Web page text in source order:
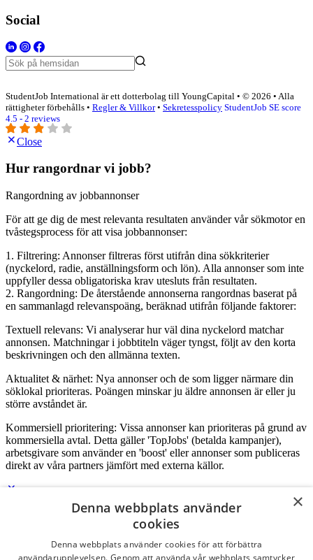
Social
StudentJob International är ett dotterbolag till YoungCapital • © 2026 • Alla
rättigheter förbehålls • Regler & Villkor• Sekretesspolicy StudentJob SE score
4.5 - 2 reviews
Close
Hur rangordnar vi jobb?
Rangordning av jobbannonser
För att ge dig de mest relevanta resultaten använder vår sökmotor en
tvåstegsprocess för att visa jobbannonser:
1. Filtrering: Annonser filtreras först utifrån dina sökkriterier
(nyckelord, radie, anställningsform och lön). Alla annonser som inte
uppfyller dessa obligatoriska krav utesluts från resultaten.
2. Rangordning: De återstående annonserna rangordnas baserat på
en sammanlagd relevanspoäng, beräknad utifrån följande faktorer:
Textuell relevans: Vi analyserar hur väl dina nyckelord matchar
annonsen. Matchningar i jobbtiteln väger tyngst, följt av den korta
beskrivningen och den allmänna texten.
Aktualitet & närhet: Nya annonser och de som ligger närmare din
söklokal prioriteras. Poängen minskar ju äldre annonsen är eller ju
större avståndet är.
Kommersiell prioritering: Vissa annonser kan prioriteras på grund av
kommersiella avtal. Detta gäller 'TopJobs' (betalda kampanjer),
arbetsgivare som använder en 'boost' eller annonser som publiceras
direkt av våra partners jämfört med externa källor.
Logga in som företag
×
Denna webbplats använder
cookies
Denna webbplats använder cookies för att förbättra
användarupplevelsen. Genom att använda vår webbplats samtycker